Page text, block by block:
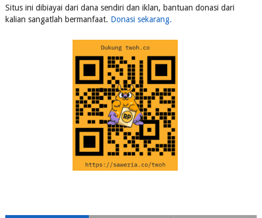
Situs ini dibiayai dari dana sendiri dan iklan, bantuan donasi dari
kalian sangatlah bermanfaat. Donasi sekarang.